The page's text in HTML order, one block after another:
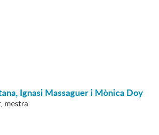
Ignasi Massaguer i Mònica Doy
mestra